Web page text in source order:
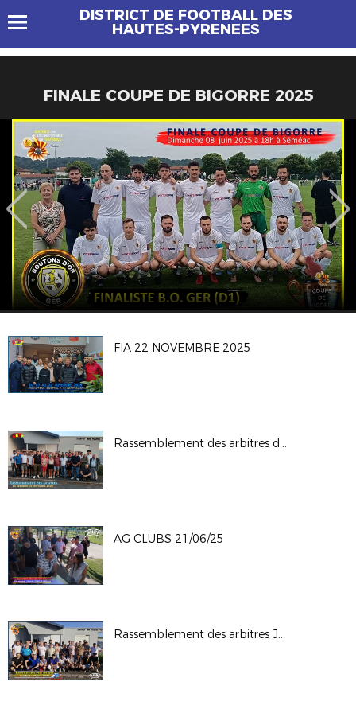
DISTRICT DE FOOTBALL DES
HAUTES-PYRENEES
FINALE COUPE DE BIGORRE 2025
FIA 22 NOVEMBRE 2025
Rassemblement des arbitres du 05-09-25
AG CLUBS 21/06/25
Rassemblement des arbitres Juin 2025